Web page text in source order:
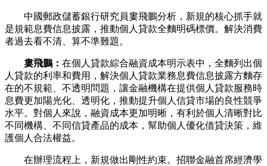
中國郵政儲蓄銀行研究員婁飛鵬分析，新規的核心抓手就
是規範息費信息披露，推動個人貸款全麵明碼標價。解決消費
者過去看不清、算不準難題。
婁飛鵬： 在個人貸款綜合融資成本明示表中，全麵列出個
人貸款的利率和費用，解決個人貸款業務息費信息披露方麵存
在的不規範、不透明問題，讓金融機構在提供個人貸款服務時
息費更加陽光化、透明化，推動提升個人信貸市場的良性競爭
水平。對個人來說，融資成本更加明晰，有利於個人清晰對比
不同機構、不同信貸產品的成本，幫助個人優化借貸決策，維
護個人合法權益。
在辦理流程上，新規做出剛性約束。招聯金融首席經濟學